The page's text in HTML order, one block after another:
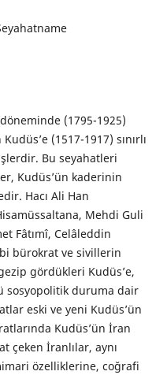
(1795-1925)
(1517-1917) sınırlı
Bu seyahatleri
Kudüs’ün kaderinin
Hacı Ali Han
Mehdi Guli
Fâtımî, Celâleddin
bürokrat ve sivillerin
gördükleri Kudüs’e,
sosyopolitik duruma dair
eski ve yeni Kudüs’ün
Kudüs’ün İran
çeken İranlılar, aynı
özelliklerine, coğrafi